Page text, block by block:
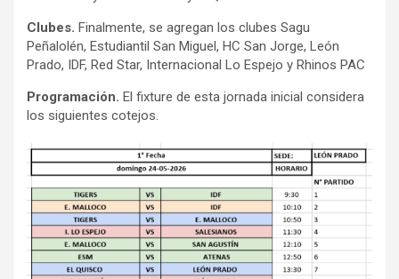
Clubes. Finalmente, se agregan los clubes Sagu
Peñalolén, Estudiantil San Miguel, HC San Jorge, León
Prado, IDF, Red Star, Internacional Lo Espejo y Rhinos PAC
Programación. El fixture de esta jornada inicial considera
los siguientes cotejos.